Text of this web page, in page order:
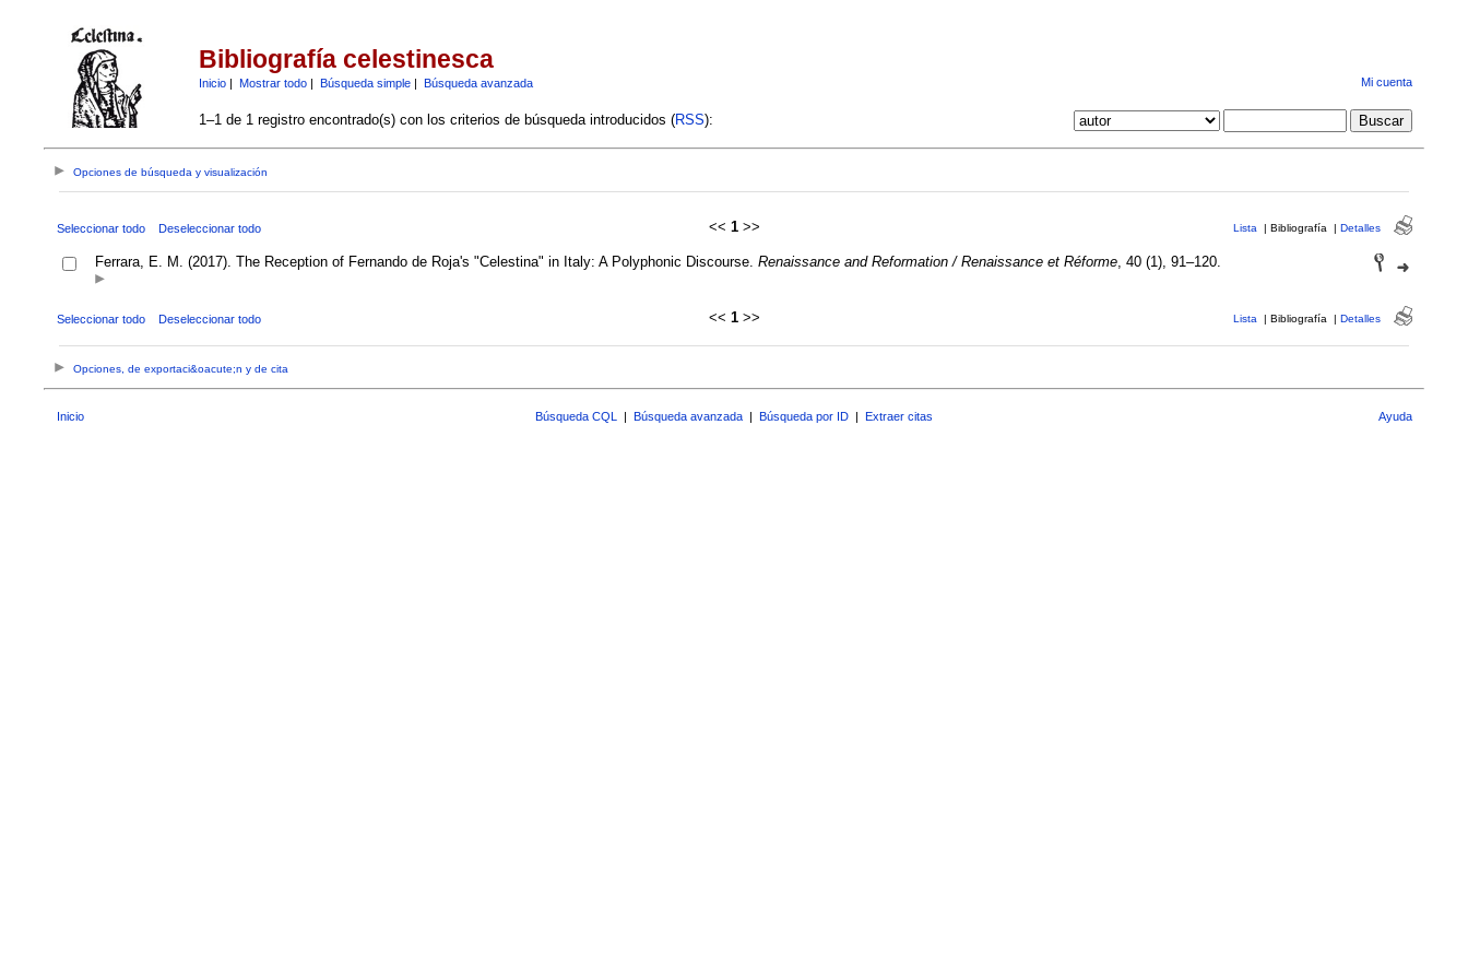
Bibliografía celestinesca
Inicio| Mostrar todo| Búsqueda simple| Búsqueda avanzada Mi cuenta
1–1 de 1 registro encontrado(s) con los criterios de búsqueda introducidos (RSS):
Opciones de búsqueda y visualización
Seleccionar todo Deseleccionar todo << 1>> Lista | Bibliografía | Detalles
Ferrara, E. M. (2017). The Reception of Fernando de Roja's "Celestina" in Italy: A Polyphonic Discourse. Renaissance and Reformation / Renaissance et Réforme, 40 (1), 91–120.
Seleccionar todo Deseleccionar todo << 1>> Lista | Bibliografía | Detalles
Opciones, de exportaci&oacute;n y de cita
Inicio Búsqueda CQL | Búsqueda avanzada | Búsqueda por ID | Extraer citas Ayuda